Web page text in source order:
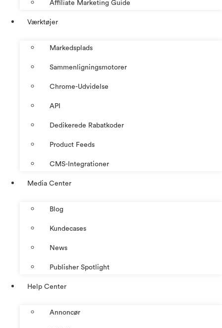
Affiliate Marketing Guide
Værktøjer
Markedsplads
Sammenligningsmotorer
Chrome-Udvidelse
API
Dedikerede Rabatkoder
Product Feeds
CMS-Integrationer
Media Center
Blog
Kundecases
News
Publisher Spotlight
Help Center
Annoncør